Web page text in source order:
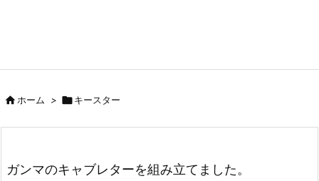
ホーム > キースター
ガンマのキャブレターを組み立てました。